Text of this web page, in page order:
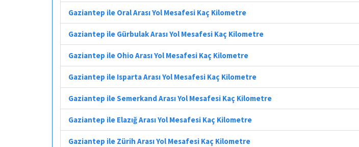
Gaziantep ile Oral Arası Yol Mesafesi Kaç Kilometre
Gaziantep ile Gürbulak Arası Yol Mesafesi Kaç Kilometre
Gaziantep ile Ohio Arası Yol Mesafesi Kaç Kilometre
Gaziantep ile Isparta Arası Yol Mesafesi Kaç Kilometre
Gaziantep ile Semerkand Arası Yol Mesafesi Kaç Kilometre
Gaziantep ile Elazığ Arası Yol Mesafesi Kaç Kilometre
Gaziantep ile Zürih Arası Yol Mesafesi Kaç Kilometre